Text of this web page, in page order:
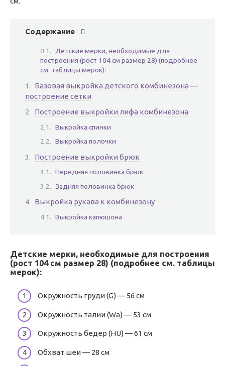
Содержание
Детские мерки, необходимые для
построения (рост 104 см размер 28) (подробнее
см. таблицы мерок):
Базовая выкройка детского комбинезона —
построение сетки
Построение выкройки лифа комбинезона
Выкройка спинки
Выкройка полочки
Построение выкройки брюк
Передняя половинка брюк
Задняя половинка брюк
Выкройка рукава к комбинезону
Выкройка капюшона
Детские мерки, необходимые для построения
(рост 104 см размер 28) (подробнее см. таблицы
мерок):
Окружность груди (G) — 56 см
Окружность талии (Wa) — 53 см
Окружность бедер (HU) — 61 см
Обхват шеи — 28 см